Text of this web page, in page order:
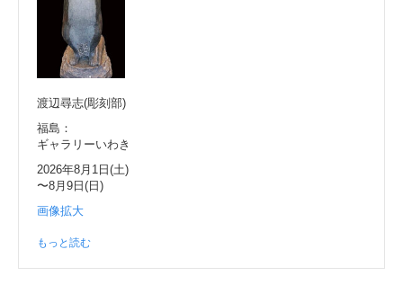
渡辺尋志(彫刻部)
福島：
ギャラリーいわき
2026年8月1日(土)
〜8月9日(日)
画像拡大
もっと読む